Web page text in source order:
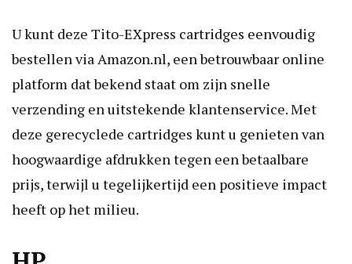
U kunt deze Tito-EXpress cartridges eenvoudig
bestellen via Amazon.nl, een betrouwbaar online
platform dat bekend staat om zijn snelle
verzending en uitstekende klantenservice. Met
deze gerecyclede cartridges kunt u genieten van
hoogwaardige afdrukken tegen een betaalbare
prijs, terwijl u tegelijkertijd een positieve impact
heeft op het milieu.